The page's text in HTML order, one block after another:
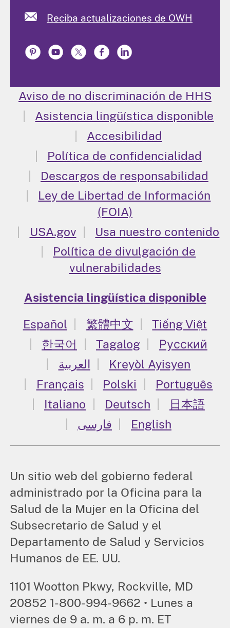
Reciba actualizaciones de OWH
Aviso de no discriminación de HHS
Asistencia lingüística disponible
Accesibilidad
Política de confidencialidad
Descargos de responsabilidad
Ley de Libertad de Información
(FOIA)
USA.gov
Usa nuestro contenido
Política de divulgación de
vulnerabilidades
Asistencia lingüística disponible
Español
繁體中文
Tiếng Việt
한국어
Tagalog
Русский
العربية
Kreyòl Ayisyen
Français
Polski
Português
Italiano
Deutsch
日本語
فارسی
English
Un sitio web del gobierno federal
administrado por la Oficina para la
Salud de la Mujer en la Oficina del
Subsecretario de Salud y el
Departamento de Salud y Servicios
Humanos de EE. UU.
1101 Wootton Pkwy, Rockville, MD
20852 1-800-994-9662 • Lunes a
viernes de 9 a. m. a 6 p. m. ET